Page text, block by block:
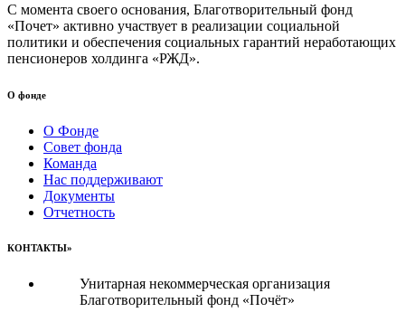
С момента своего основания, Благотворительный фонд
«Почет» активно участвует в реализации социальной
политики и обеспечения социальных гарантий неработающих
пенсионеров холдинга «РЖД».
О фонде
О Фонде
Совет фонда
Команда
Нас поддерживают
Документы
Отчетность
КОНТАКТЫ»
Унитарная некоммерческая организация
Благотворительный фонд «Почёт»